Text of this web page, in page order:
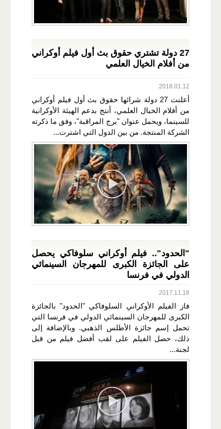
27 دولة تشتري حقوق بث أول فيلم أوكراني
من أفلام الخيال العلمي
2018.01.12
أعلنت 27 دولة شرائها حقوق بث أول فيلم أوكراني
من أفلام الخيال العلمي، أنتج بدعم الهيئة الأوكرانية
للسينما، ويحمل عنوان "برج المراقبة"، وفق ما ذكرته
الشركة المنتجة. من بين الدول التي اشترت...
"الحدود".. فيلم أوكراني سلوفاكي يحصل
على الجائزة الكبرى للمهرجان السينمائي
الدولي في فرنسا
2017.11.18
فاز الفيلم الأوكراني السلوفاكي "الحدود" بالجائزة
الكبرى للمهرجان السينمائي الدولي في فرنسا التي
تحمل إسم جائزة الأطلس الذهبي. وبالإضافة إلى
ذلك، حصل الفيلم على لقب أفضل فيلم من قبل
لجنة...